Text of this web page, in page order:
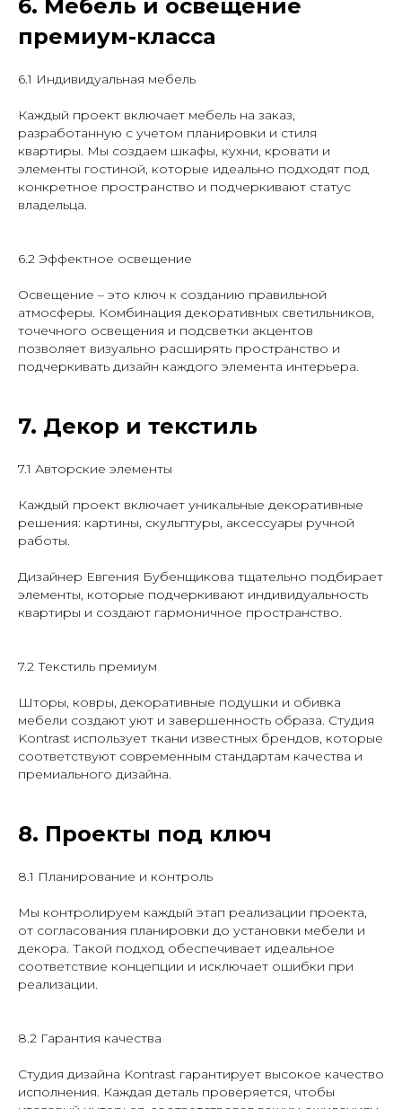
6. Мебель и освещение
премиум-класса
6.1 Индивидуальная мебель
Каждый проект включает мебель на заказ,
разработанную с учетом планировки и стиля
квартиры. Мы создаем шкафы, кухни, кровати и
элементы гостиной, которые идеально подходят под
конкретное пространство и подчеркивают статус
владельца.
6.2 Эффектное освещение
Освещение – это ключ к созданию правильной
атмосферы. Комбинация декоративных светильников,
точечного освещения и подсветки акцентов
позволяет визуально расширять пространство и
подчеркивать дизайн каждого элемента интерьера.
7. Декор и текстиль
7.1 Авторские элементы
Каждый проект включает уникальные декоративные
решения: картины, скульптуры, аксессуары ручной
работы.
Дизайнер Евгения Бубенщикова тщательно подбирает
элементы, которые подчеркивают индивидуальность
квартиры и создают гармоничное пространство.
7.2 Текстиль премиум
Шторы, ковры, декоративные подушки и обивка
мебели создают уют и завершенность образа. Студия
Kontrast использует ткани известных брендов, которые
соответствуют современным стандартам качества и
премиального дизайна.
8. Проекты под ключ
8.1 Планирование и контроль
Мы контролируем каждый этап реализации проекта,
от согласования планировки до установки мебели и
декора. Такой подход обеспечивает идеальное
соответствие концепции и исключает ошибки при
реализации.
8.2 Гарантия качества
Студия дизайна Kontrast гарантирует высокое качество
исполнения. Каждая деталь проверяется, чтобы